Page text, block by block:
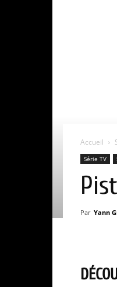
Accueil
Série TV
Par Yann